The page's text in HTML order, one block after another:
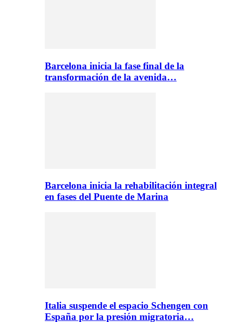
Barcelona inicia la fase final de la
transformación de la avenida…
Barcelona inicia la rehabilitación integral
en fases del Puente de Marina
Italia suspende el espacio Schengen con
España por la presión migratoria…